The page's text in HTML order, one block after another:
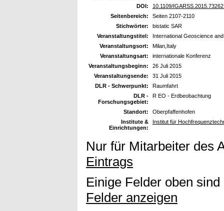
DOI:
10.1109/
Seitenbereich:
Seiten 2107-2110
Stichwörter:
bistatic SAR
Veranstaltungstitel:
International Geoscience
Veranstaltungsort:
Milan,Italy
Veranstaltungsart:
internationale Konferenz
Veranstaltungsbeginn:
26 Juli 2015
Veranstaltungsende:
31 Juli 2015
DLR - Schwerpunkt:
Raumfahrt
DLR -
Forschungsgebiet:
R EO - Erdbeobachtung
Standort:
Oberpfaffenhofen
Institute &
Einrichtungen:
Institut für
Nur für Mitarbeiter des
Eintrags
Einige Felder oben
Felder anzeigen